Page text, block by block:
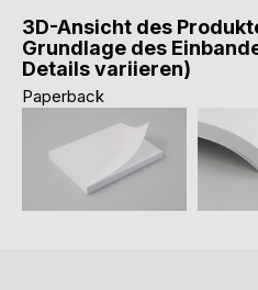
3D-Ansicht des
Grundlage des
Details variieren)
Paperback